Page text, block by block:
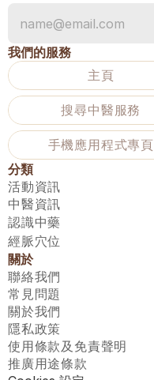
我們的服務
主頁
搜尋中醫服務
手機應用程式專頁
分類
活動資訊
中醫資訊
認識中藥
經脈穴位
關於
聯絡我們
常見問題
關於我們
隱私政策
使用條款及免責聲明
推廣用途條款